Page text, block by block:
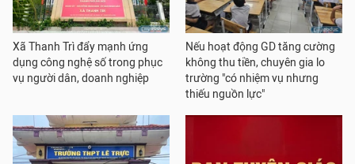
Xã Thanh Trì đẩy mạnh ứng
dụng công nghệ số trong phục
vụ người dân, doanh nghiệp
Nếu hoạt động GD tăng cường
không thu tiền, chuyên gia lo
trường "có nhiệm vụ nhưng
thiếu nguồn lực"